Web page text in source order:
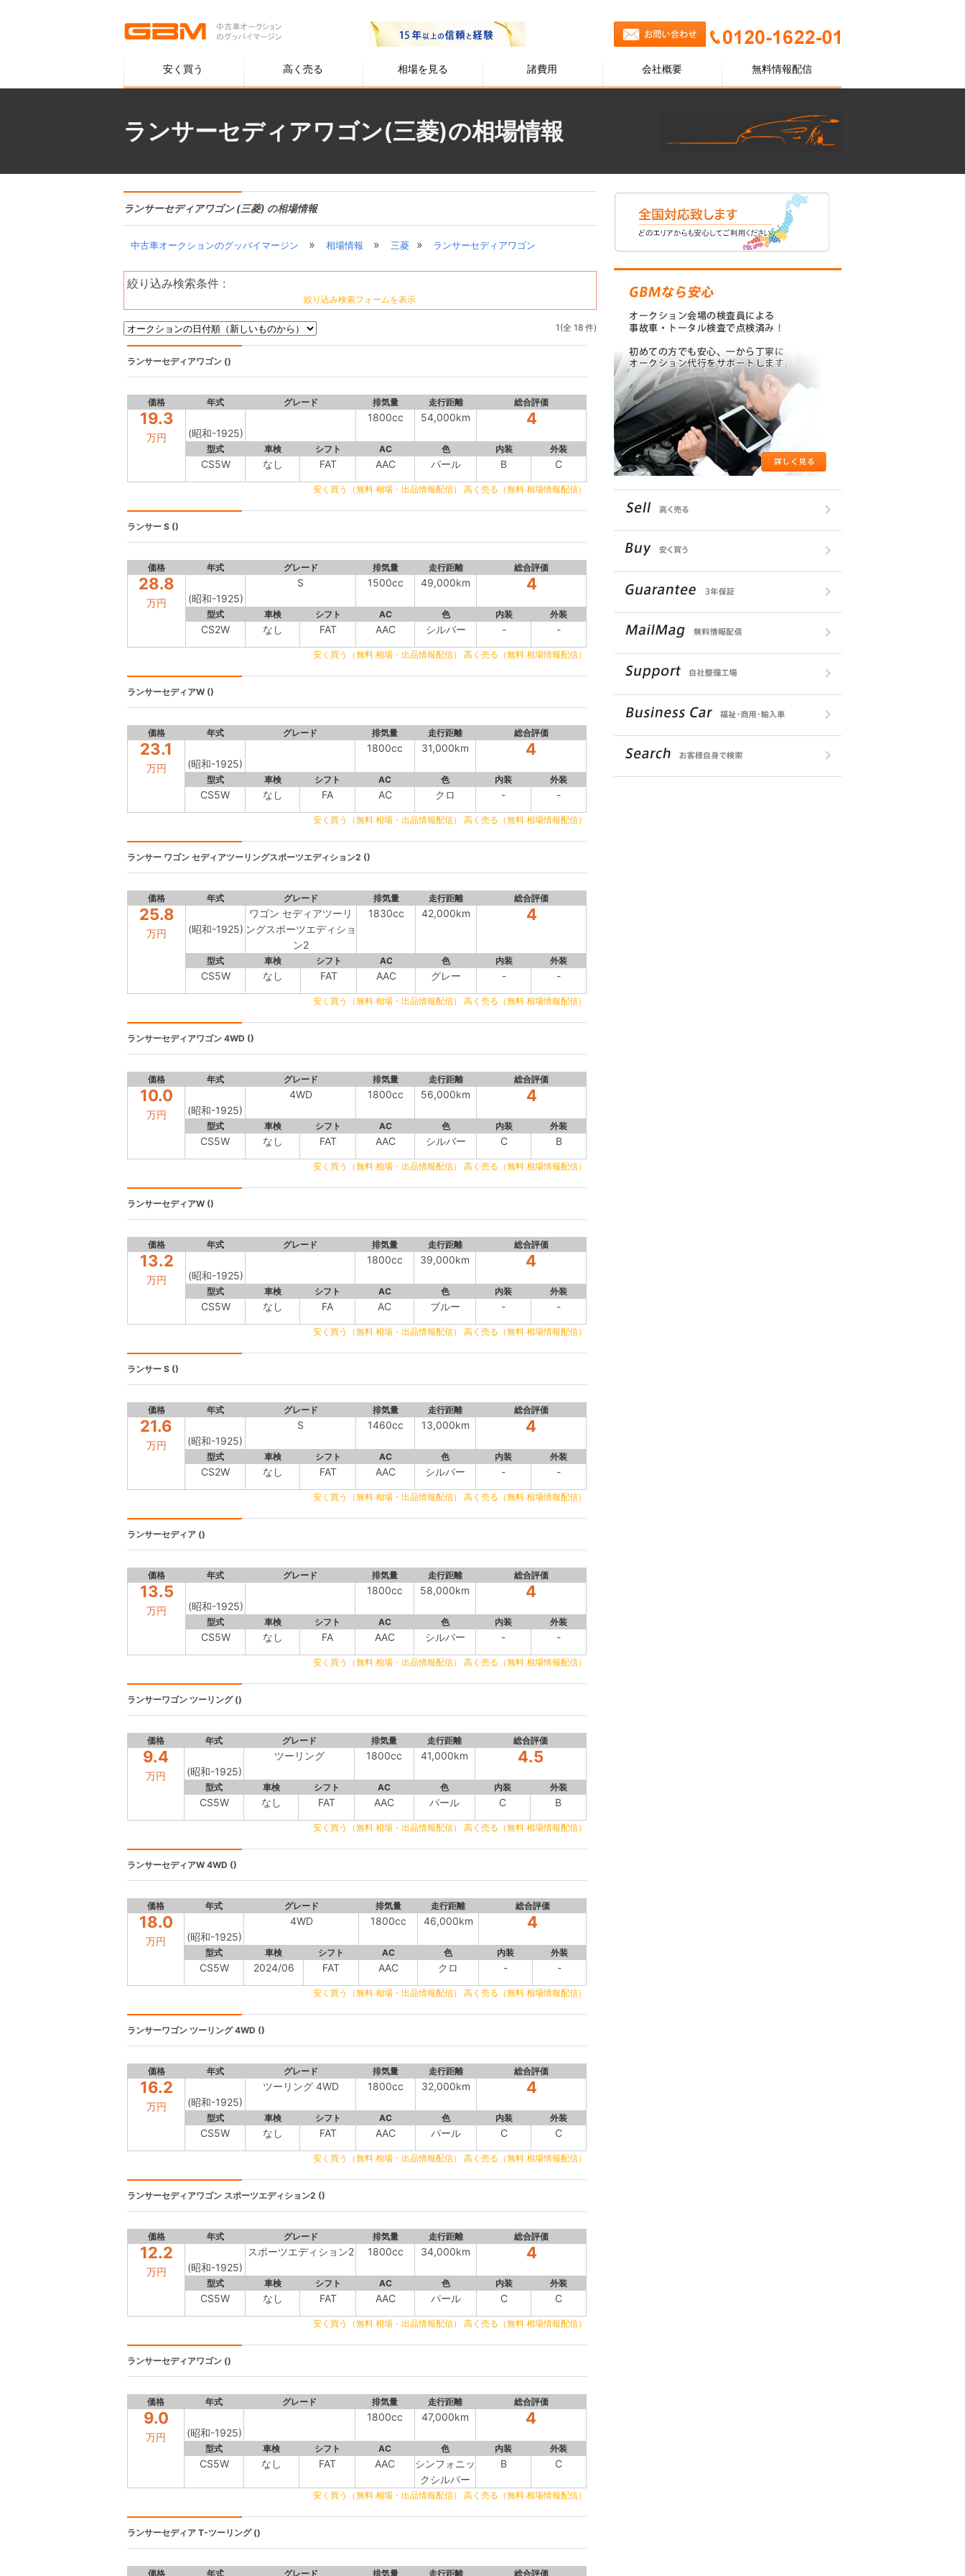
安く買う 高く売る 相場を見る 諸費用 会社概要 無料情報配信
ランサーセディアワゴン(三菱)の相場情報
ランサーセディアワゴン (三菱) の相場情報
中古車オークションのグッバイマージン » 相場情報 » 三菱 » ランサーセディアワゴン
絞り込み検索条件 :
絞り込み検索フォームを表示
1(全 18 件)
ランサーセディアワゴン ()
価格 年式 グレード 排気量 走行距離 総合評価
19.3
万円 (昭和-1925)
1800cc 54,000km 4
型式 車検 シフト AC 色 内装 外装
CS5W なし FAT AAC パール B C
安く買う（無料 相場・出品情報配信） 高く売る（無料 相場情報配信）
ランサー S ()
価格 年式 グレード 排気量 走行距離 総合評価
28.8
万円 (昭和-1925)
S 1500cc 49,000km 4
型式 車検 シフト AC 色 内装 外装
CS2W なし FAT AAC シルバー - -
安く買う（無料 相場・出品情報配信） 高く売る（無料 相場情報配信）
ランサーセディアW ()
価格 年式 グレード 排気量 走行距離 総合評価
23.1
万円 (昭和-1925)
1800cc 31,000km 4
型式 車検 シフト AC 色 内装 外装
CS5W なし FA AC クロ - -
安く買う（無料 相場・出品情報配信） 高く売る（無料 相場情報配信）
ランサー ワゴン セディアツーリングスポーツエディション2 ()
価格 年式 グレード 排気量 走行距離 総合評価
25.8
万円 (昭和-1925)
ワゴン セディアツーリ
ングスポーツエディショ
ン2
1830cc 42,000km 4
型式 車検 シフト AC 色 内装 外装
CS5W なし FAT AAC グレー - -
安く買う（無料 相場・出品情報配信） 高く売る（無料 相場情報配信）
ランサーセディアワゴン 4WD ()
価格 年式 グレード 排気量 走行距離 総合評価
10.0
万円 (昭和-1925)
4WD 1800cc 56,000km 4
型式 車検 シフト AC 色 内装 外装
CS5W なし FAT AAC シルバー C B
安く買う（無料 相場・出品情報配信） 高く売る（無料 相場情報配信）
ランサーセディアW ()
価格 年式 グレード 排気量 走行距離 総合評価
13.2
万円 (昭和-1925)
1800cc 39,000km 4
型式 車検 シフト AC 色 内装 外装
CS5W なし FA AC ブルー - -
安く買う（無料 相場・出品情報配信） 高く売る（無料 相場情報配信）
ランサー S ()
価格 年式 グレード 排気量 走行距離 総合評価
21.6
万円 (昭和-1925)
S 1460cc 13,000km 4
型式 車検 シフト AC 色 内装 外装
CS2W なし FAT AAC シルバー - -
安く買う（無料 相場・出品情報配信） 高く売る（無料 相場情報配信）
ランサーセディア ()
価格 年式 グレード 排気量 走行距離 総合評価
13.5
万円 (昭和-1925)
1800cc 58,000km 4
型式 車検 シフト AC 色 内装 外装
CS5W なし FA AAC シルバー - -
安く買う（無料 相場・出品情報配信） 高く売る（無料 相場情報配信）
ランサーワゴン ツーリング ()
価格 年式 グレード 排気量 走行距離 総合評価
9.4
万円 (昭和-1925)
ツーリング 1800cc 41,000km 4.5
型式 車検 シフト AC 色 内装 外装
CS5W なし FAT AAC パール C B
安く買う（無料 相場・出品情報配信） 高く売る（無料 相場情報配信）
ランサーセディアW 4WD ()
価格 年式 グレード 排気量 走行距離 総合評価
18.0
万円 (昭和-1925)
4WD 1800cc 46,000km 4
型式 車検 シフト AC 色 内装 外装
CS5W 2024/06 FAT AAC クロ - -
安く買う（無料 相場・出品情報配信） 高く売る（無料 相場情報配信）
ランサーワゴン ツーリング 4WD ()
価格 年式 グレード 排気量 走行距離 総合評価
16.2
万円 (昭和-1925)
ツーリング 4WD 1800cc 32,000km 4
型式 車検 シフト AC 色 内装 外装
CS5W なし FAT AAC パール C C
安く買う（無料 相場・出品情報配信） 高く売る（無料 相場情報配信）
ランサーセディアワゴン スポーツエディション2 ()
価格 年式 グレード 排気量 走行距離 総合評価
12.2
万円 (昭和-1925)
スポーツエディション2 1800cc 34,000km 4
型式 車検 シフト AC 色 内装 外装
CS5W なし FAT AAC パール C C
安く買う（無料 相場・出品情報配信） 高く売る（無料 相場情報配信）
ランサーセディアワゴン ()
価格 年式 グレード 排気量 走行距離 総合評価
9.0
万円 (昭和-1925)
1800cc 47,000km 4
型式 車検 シフト AC 色 内装 外装
CS5W なし FAT AAC
シンフォニッ
クシルバー
B C
安く買う（無料 相場・出品情報配信） 高く売る（無料 相場情報配信）
ランサーセディア T-ツーリング ()
価格 年式 グレード 排気量 走行距離 総合評価